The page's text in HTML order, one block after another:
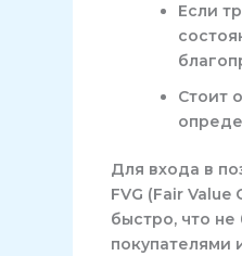
Если
Стоит
Для входа в
FVG (Fair
быстро, что
покупателями